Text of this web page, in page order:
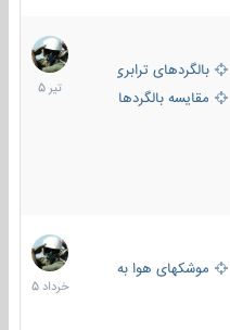
بالگردهای ترابری
مقایسه بالگردها
22
تیر
1405
موشکهای هوا به سطح
30
خرداد
1405